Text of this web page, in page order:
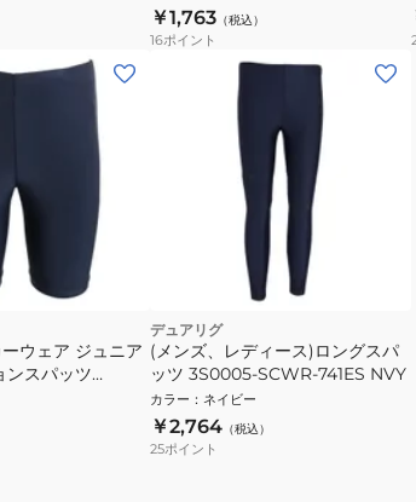
￥1,763 （税込）
16ポイント
ウェア ジュニア
ンスパッツ
742ES NVY
デュアリグ
(メンズ、レディース)ロングスパ
ッツ 3S0005-SCWR-741ES NVY
カラー ： ネイビー
￥2,764 （税込）
25ポイント